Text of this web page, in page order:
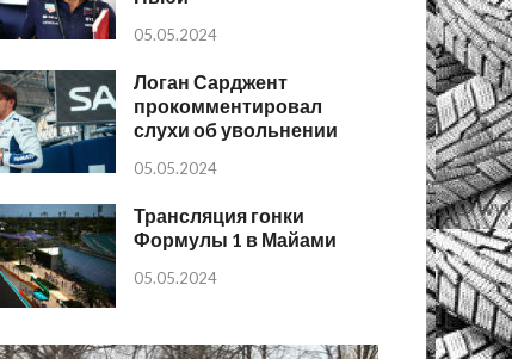
05.05.2024
Логан Сарджент
прокомментировал
слухи об увольнении
05.05.2024
Трансляция гонки
Формулы 1 в Майами
05.05.2024